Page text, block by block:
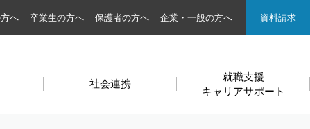
社会連携
就職支援
キャリアサポート
へ 卒業生の方へ 保護者の方へ 企業・一般の方へ 資料請求